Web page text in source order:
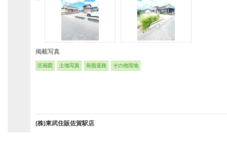
掲載写真
区画図 土地写真 前面道路 その他現地
(株)東武住販佐賀駅店